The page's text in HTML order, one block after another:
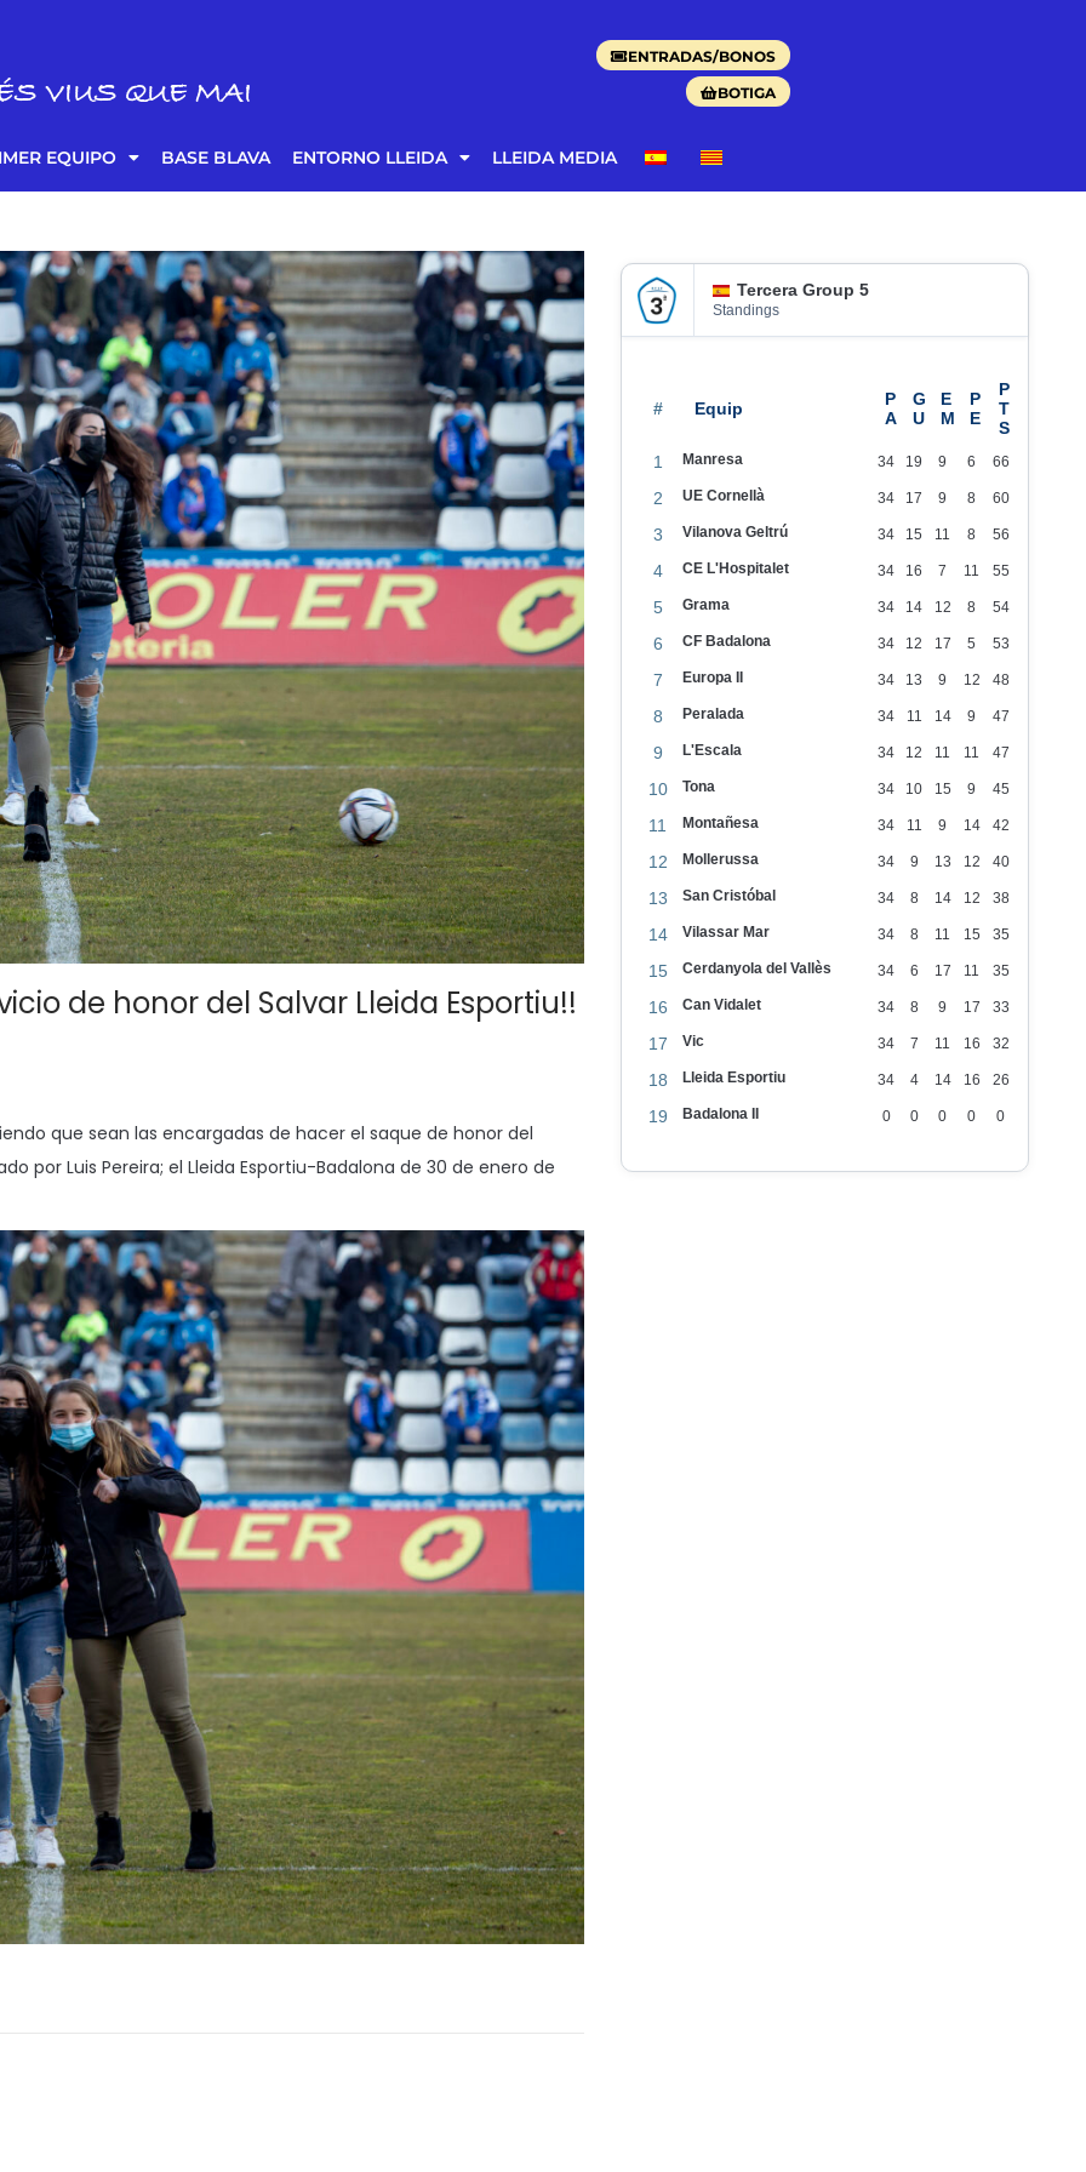
VIUS QUE MAI
EQUIPO BASE BLAVA ENTORNO LLEIDA LLEIDA MEDIA
ENTRADAS/BONOS
BOTIGA
de honor del Salvar Lleida Esportiu!!
que sean las encargadas de hacer el saque de honor del
por Luis Pereira; el Lleida Esportiu-Badalona de 30 de enero de
Tercera Group 5
Standings
#
1 Manresa 34 19 9 6 66
2 UE Cornellà 34 17 9 8 60
3 Vilanova Geltrú 34 15 11 8 56
4 CE L'Hospitalet 34 16 7 11 55
5 Grama 34 14 12 8 54
6 CF Badalona 34 12 17 5 53
7 Europa II 34 13 9 12 48
8 Peralada 34 11 14 9 47
9 L'Escala 34 12 11 11 47
10 Tona 34 10 15 9 45
11 Montañesa 34 11 9 14 42
12 Mollerussa 34 9 13 12 40
13 San Cristóbal 34 8 14 12 38
14 Vilassar Mar 34 8 11 15 35
15 Cerdanyola del Vallès 34 6 17 11 35
16 Can Vidalet 34 8 9 17 33
17 Vic 34 7 11 16 32
18 Lleida Esportiu 34 4 14 16 26
19 Badalona II 0 0 0 0 0